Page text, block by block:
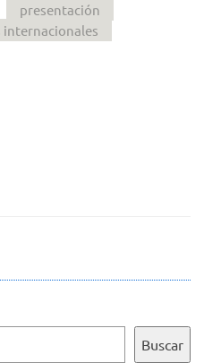
presentación
internacionales
Buscar